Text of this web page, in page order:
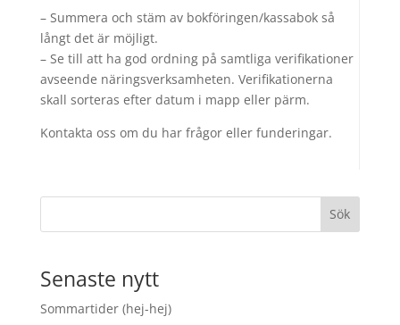
– Summera och stäm av bokföringen/kassabok så
långt det är möjligt.
– Se till att ha god ordning på samtliga verifikationer
avseende näringsverksamheten. Verifikationerna
skall sorteras efter datum i mapp eller pärm.
Kontakta oss om du har frågor eller funderingar.
Sök
Senaste nytt
Sommartider (hej-hej)